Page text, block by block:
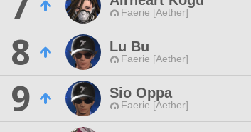
Faerie [Aether]
8
Lu Bu
Faerie [Aether]
9
Sio Oppa
Faerie [Aether]